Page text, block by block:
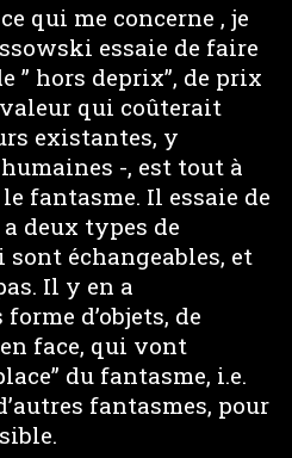
qui me concerne , je
essaie de faire
” hors deprix”, de prix
qui coûterait
existantes, y
-, est tout à
fantasme. Il essaie de
deux types de
sont échangeables, et
Il y en a
d’objets, de
face, qui vont
du fantasme, i.e.
fantasmes, pour